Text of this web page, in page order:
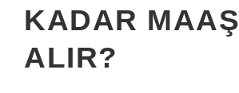
KADAR MAAŞ
ALIR?